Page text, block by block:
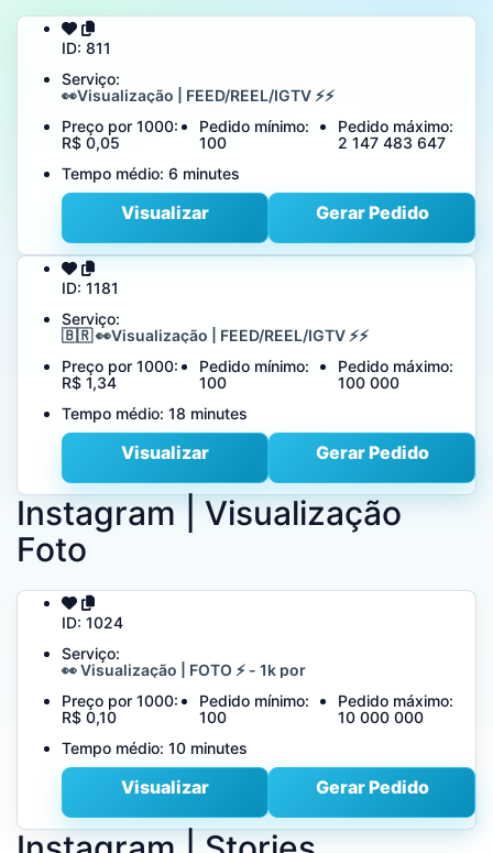
ID: 811
Serviço:
👀Visualização | FEED/REEL/IGTV ⚡⚡
Preço por 1000:
R$ 0,05
Pedido mínimo:
100
Pedido máximo:
2 147 483 647
Tempo médio: 6 minutes
Visualizar Gerar Pedido
ID: 1181
Serviço:
🇧🇷 👀Visualização | FEED/REEL/IGTV ⚡⚡
Preço por 1000:
R$ 1,34
Pedido mínimo:
100
Pedido máximo:
100 000
Tempo médio: 18 minutes
Visualizar Gerar Pedido
Instagram | Visualização
Foto
ID: 1024
Serviço:
👀 Visualização | FOTO ⚡ - 1k por
Preço por 1000:
R$ 0,10
Pedido mínimo:
100
Pedido máximo:
10 000 000
Tempo médio: 10 minutes
Visualizar Gerar Pedido